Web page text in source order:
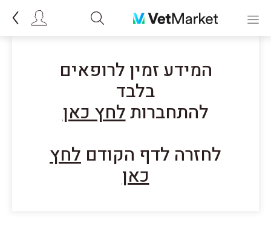
המידע זמין לרופאים
בלבד
להתחברותלחץ כאן
לחזרה לדף הקודם לחץ
כאן